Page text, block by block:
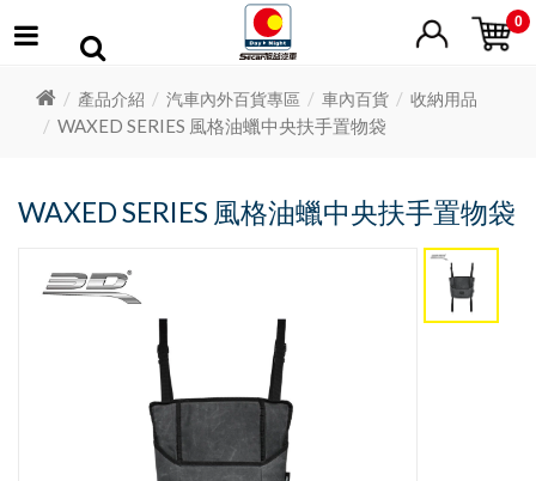
0
產品介紹 汽車內外百貨專區 車內百貨 收納用品
WAXED SERIES 風格油蠟中央扶手置物袋
WAXED SERIES 風格油蠟中央扶手置物袋